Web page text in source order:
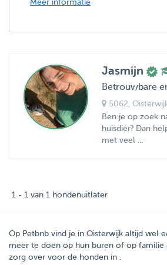
Meer informatie
Jasmijn
Betrouwbare
5062 ,
Ben je op zoek
huisdier? Dan
met veel ...
1 - 1 van 1 hondenuitlater
Op Petbnb vind je in Oisterwijk altijd wel
meer te doen op hun buren of op familie
zorg over voor de honden in .